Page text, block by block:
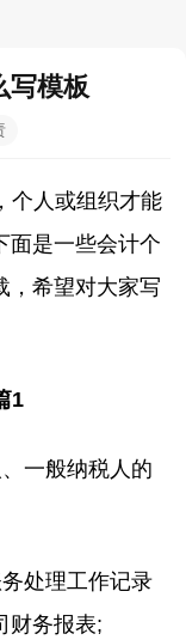
写模板
个人或组织才能
面是一些会计个
，希望对大家写
1
一般纳税人的
处理工作记录
财务报表;